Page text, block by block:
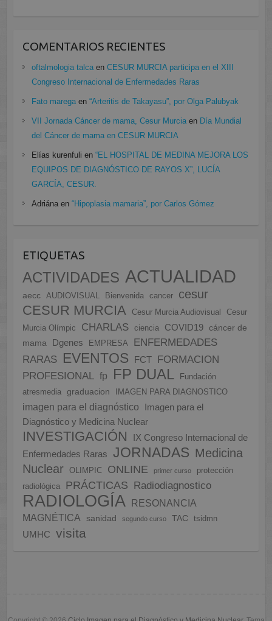
COMENTARIOS RECIENTES
oftalmologia talcaen CESUR MURCIA participa en el XIII
Congreso Internacional de Enfermedades Raras
Fato maregaen “Arteritis de Takayasu”, por Olga Palubyak
VII Jornada Cáncer de mama, Cesur Murciaen Día Mundial
del Cáncer de mama en CESUR MURCIA
Elías kurenfuli en “EL HOSPITAL DE MEDINA MEJORA LOS
EQUIPOS DE DIAGNÓSTICO DE RAYOS X”, LUCÍA
GARCÍA, CESUR.
Adriánaen “Hipoplasia mamaria”, por Carlos Gómez
ETIQUETAS
ACTIVIDADES ACTUALIDAD
aecc AUDIOVISUAL Bienvenida cancer cesur
CESUR MURCIA Cesur Murcia Audiovisual
Cesur
Murcia Olímpic
CHARLAS ciencia COVID19
cáncer de
mama
Dgenes EMPRESA
ENFERMEDADES
RARAS EVENTOS FCT
FORMACION
PROFESIONAL fp FP DUAL
Fundación
atresmedia
graduacion IMAGEN PARA DIAGNOSTICO
imagen para el diagnóstico
Imagen para el
Diagnóstico y Medicina Nuclear
INVESTIGACIÓN
IX Congreso Internacional de
Enfermedades Raras
JORNADAS Medicina
Nuclear
OLIMPIC ONLINE primer curso
protección
radiológica
PRÁCTICAS Radiodiagnostico
RADIOLOGÍA
RESONANCIA
MAGNÉTICA
sanidad segundo curso TAC tsidmn
UMHC visita